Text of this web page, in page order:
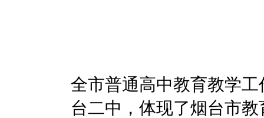
全市普通高中教育教学
台二中，体现了烟台市